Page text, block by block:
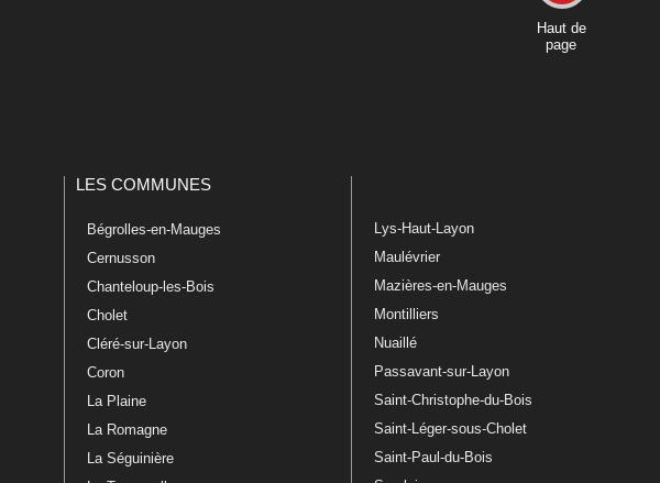
Haut de
page
LES COMMUNES
Bégrolles-en-Mauges
Cernusson
Chanteloup-les-Bois
Cholet
Cléré-sur-Layon
Coron
La Plaine
La Romagne
La Séguinière
Lys-Haut-Layon
Maulévrier
Mazières-en-Mauges
Montilliers
Nuaillé
Passavant-sur-Layon
Saint-Christophe-du-Bois
Saint-Léger-sous-Cholet
Saint-Paul-du-Bois